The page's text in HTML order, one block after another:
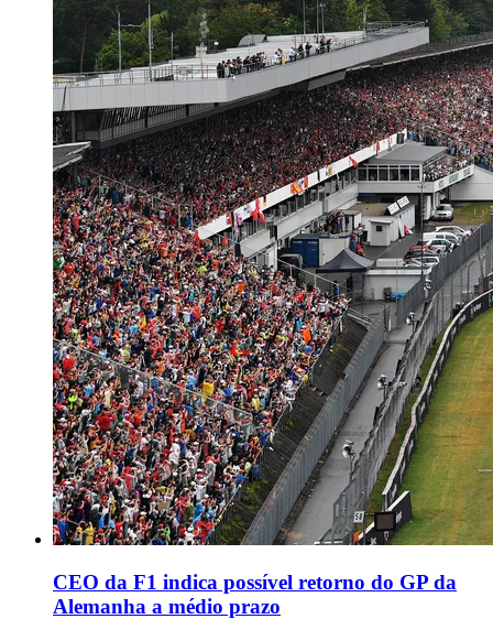
CEO da F1 indica possível retorno do GP da
Alemanha a médio prazo